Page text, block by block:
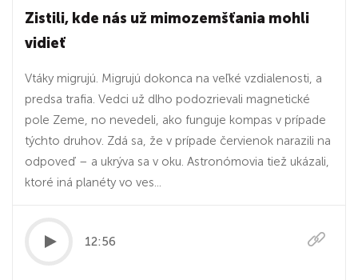
Zistili, kde nás už mimozemšťania mohli
vidieť
Vtáky migrujú. Migrujú dokonca na veľké vzdialenosti, a
predsa trafia. Vedci už dlho podozrievali magnetické
pole Zeme, no nevedeli, ako funguje kompas v prípade
týchto druhov. Zdá sa, že v prípade červienok narazili na
odpoveď – a ukrýva sa v oku. Astronómovia tiež ukázali,
ktoré iná planéty vo ves...
12:56